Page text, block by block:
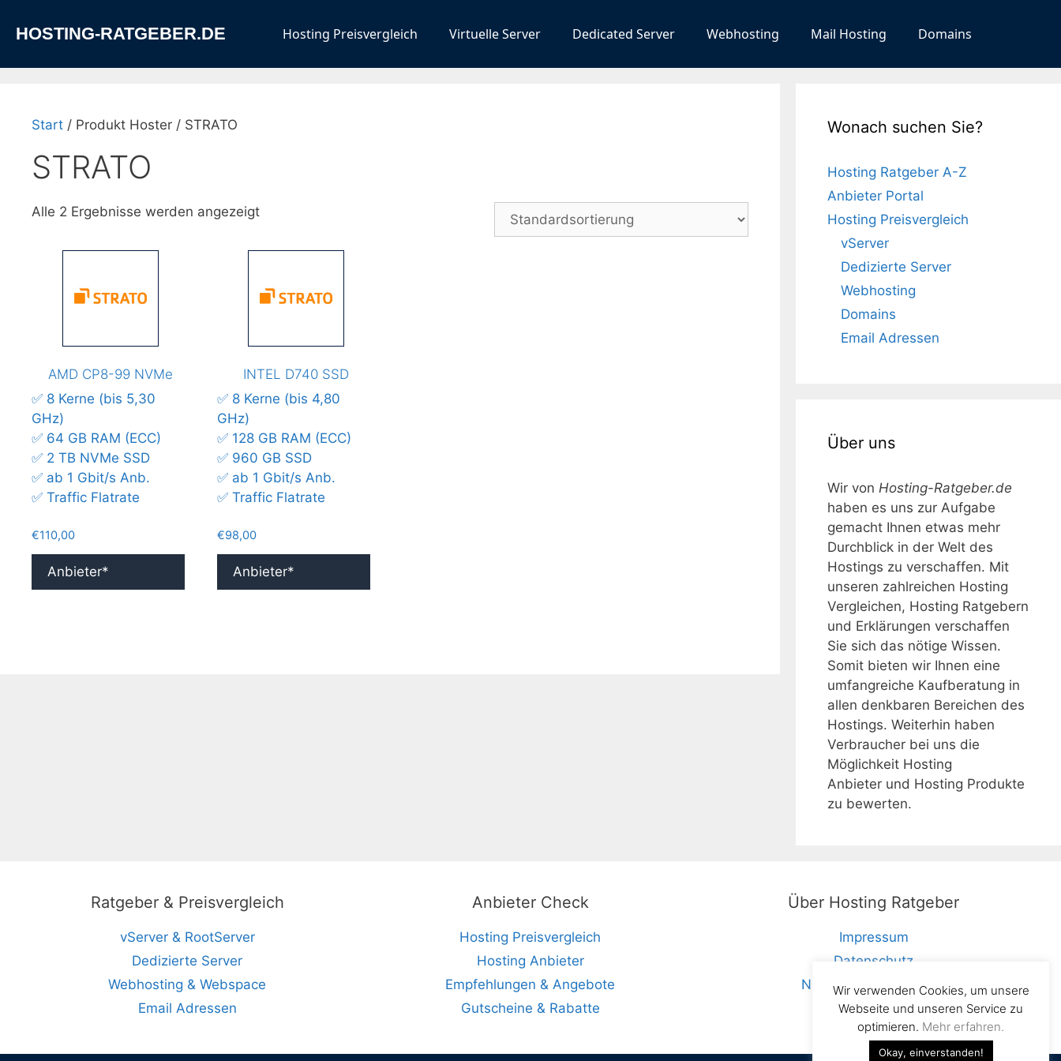
InhaltHOSTING-RATGEBER.DE Hosting Preisvergleich Virtuelle Server Dedicated Server Webhosting Mail Hosting Domains
Start / Produkt Hoster / STRATO
STRATO
Alle 2 Ergebnisse werden angezeigt
AMD CP8-99 NVMe
✅ 8 Kerne (bis 5,30
GHz)
✅ 64 GB RAM (ECC)
✅ 2 TB NVMe SSD
✅ ab 1 Gbit/s Anb.
✅ Traffic Flatrate
€110,00
Anbieter*
INTEL D740 SSD
✅ 8 Kerne (bis 4,80
GHz)
✅ 128 GB RAM (ECC)
✅ 960 GB SSD
✅ ab 1 Gbit/s Anb.
✅ Traffic Flatrate
€98,00
Anbieter*
Wonach suchen Sie?
Hosting Ratgeber A-Z
Anbieter Portal
Hosting Preisvergleich
vServer
Dedizierte Server
Webhosting
Domains
Email Adressen
Über uns
Wir von Hosting-Ratgeber.de
haben es uns zur Aufgabe
gemacht Ihnen etwas mehr
Durchblick in der Welt des
Hostings zu verschaffen. Mit
unseren zahlreichen Hosting
Vergleichen, Hosting Ratgebern
und Erklärungen verschaffen
Sie sich das nötige Wissen.
Somit bieten wir Ihnen eine
umfangreiche Kaufberatung in
allen denkbaren Bereichen des
Hostings. Weiterhin haben
Verbraucher bei uns die
Möglichkeit Hosting
Anbieter und Hosting Produkte
zu bewerten.
Ratgeber & Preisvergleich
vServer & RootServer
Dedizierte Server
Webhosting & Webspace
Email Adressen
Anbieter Check
Hosting Preisvergleich
Hosting Anbieter
Empfehlungen & Angebote
Gutscheine & Rabatte
Über Hosting Ratgeber
Impressum
Datenschutz
Nutzungsbedingungen
Unsere X Seite
Wir verwenden Cookies, um unsere
Webseite und unseren Service zu
optimieren. Mehr erfahren.
Okay, einverstanden!